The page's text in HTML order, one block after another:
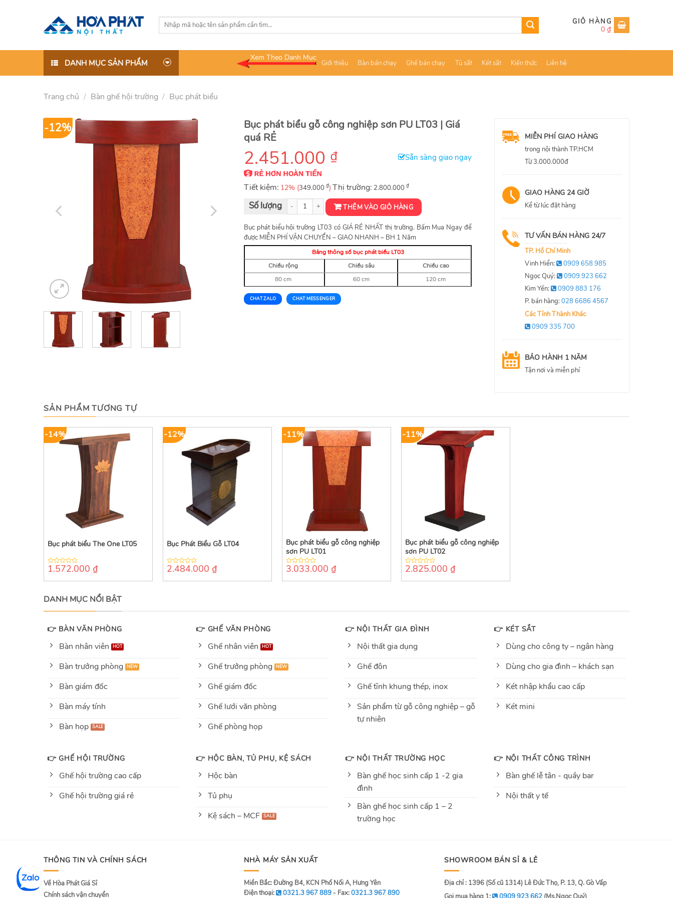
Tìm
0 ₫
DANH MỤC SẢN PHẨM
Xem Theo Danh Mục
Giới thiệu Bàn bán chạy Ghế bán chạy Tủ sắt Két sắt Kiến thức Liên hệ
Trang chủ / Bàn ghế hội trường / Bục phát biểu
-12%
Bục phát biểu gỗ công nghiệp sơn PU LT03 | Giá
quá RẺ
2.451.000 ₫ Sẵn sàng giao ngay
Tiết kiệm: 12% (349.000 ₫) Thị trường: 2.800.000 ₫
Bục phát biểu gỗ công nghiệp sơn PU LT03 số lượng
THÊM VÀO GIỎ HÀNG
Bục phát biểu hội trường LT03 có GIÁ RẺ NHẤT thị trường. Bấm Mua Ngay để
được MIỄN PHÍ VẬN CHUYỂN – GIAO NHANH – BH 1 Năm
Bảng thông số bục phát biểu LT03
Chiều rộng
Chiều sâu
Chiều cao
80 cm
60 cm 120 cm
CHAT ZALO CHAT MESSENGER
MIỄN PHÍ GIAO HÀNG
trong nội thành TP.HCM
Từ 3.000.000đ
GIAO HÀNG 24 GIỜ
Kể từ lúc đặt hàng
TƯ VẤN BÁN HÀNG 24/7
TP. Hồ Chí Minh
Vinh Hiển:
0909 658 985
Ngọc Quý:
0909 923 662
Kim Yến:
0909 883 176
P. bán hàng: 028 6686 4567
Các Tỉnh Thành Khác
0909 335 700
BẢO HÀNH 1 NĂM
Tận nơi và miễn phí
SẢN PHẨM TƯƠNG TỰ
-14%
Bục phát biểu The One LT05
0
of
1.572.000 ₫
-12%
Bục Phát Biểu Gỗ LT04
0
of
2.484.000 ₫
-11%
Bục phát biểu gỗ công nghiệp
sơn PU LT01
0
of
3.033.000 ₫
-11%
Bục phát biểu gỗ công nghiệp
sơn PU LT02
0
of
2.825.000 ₫
DANH MỤC NỔI BẬT
👉 BÀN VĂN PHÒNG
Bàn nhân viên
Bàn trưởng phòng
Bàn giám đốc
Bàn máy tính
Bàn họp
👉 GHẾ VĂN PHÒNG
Ghế nhân viên
Ghế trưởng phòng
Ghế giám đốc
Ghế lưới văn phòng
Ghế phòng họp
👉 NỘI THẤT GIA ĐÌNH
Nội thất gia dụng
Ghế đôn
Ghế tĩnh khung thép, inox
Sản phẩm từ gỗ công nghiệp – gỗ
tự nhiên
👉 KÉT SẮT
Dùng cho công ty – ngân hàng
Dùng cho gia đình – khách sạn
Két nhập khẩu cao cấp
Két mini
👉 GHẾ HỘI TRƯỜNG
Ghế hội trường cao cấp
Ghế hội trường giá rẻ
👉 HỘC BÀN, TỦ PHỤ, KỆ SÁCH
Hộc bàn
Tủ phụ
Kệ sách – MCF
👉 NỘI THẤT TRƯỜNG HỌC
Bàn ghế học sinh cấp 1 -2 gia
đình
Bàn ghế học sinh cấp 1 – 2
trường học
👉 NỘI THẤT CÔNG TRÌNH
Bàn ghế lễ tân - quầy bar
Nội thất y tế
THÔNG TIN VÀ CHÍNH SÁCH
Về Hòa Phát Giá Sỉ
Chính sách vận chuyển
NHÀ MÁY SẢN XUẤT
Miền Bắc: Đường B4, KCN Phố Nối A, Hưng Yên
Điện thoại:
0321.3 967 889 - Fax:0321.3 967 890
SHOWROOM BÁN SỈ & LẺ
Địa chỉ : 1396 (Số cũ 1314) Lê Đức Thọ, P. 13, Q. Gò Vấp